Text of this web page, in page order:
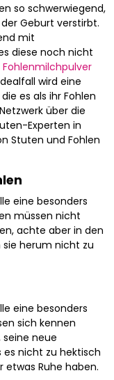
so schwerwiegend,
Geburt verstirbt.
mit
diese noch nicht
Fohlenmilchpulver
wird eine
es als ihr Fohlen
über die
Experten in
Stuten und Fohlen
eine besonders
müssen nicht
achte aber in den
herum nicht zu
eine besonders
sich kennen
seine neue
es nicht zu hektisch
Ruhe haben.